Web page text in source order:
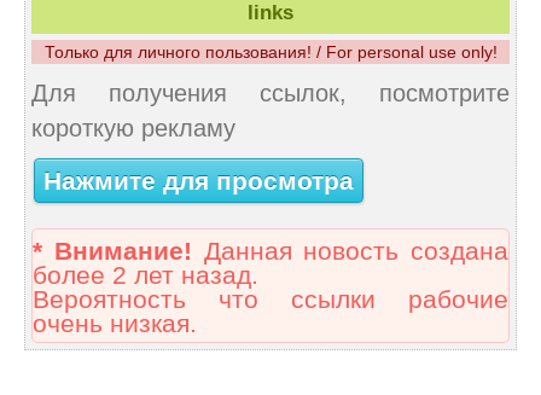
links
Только для личного пользования! / For personal use only!
Для получения ссылок, посмотрите
короткую рекламу
Нажмите для просмотра
* Внимание! Данная новость создана
более 2 лет назад.
Вероятность что ссылки рабочие
очень низкая.